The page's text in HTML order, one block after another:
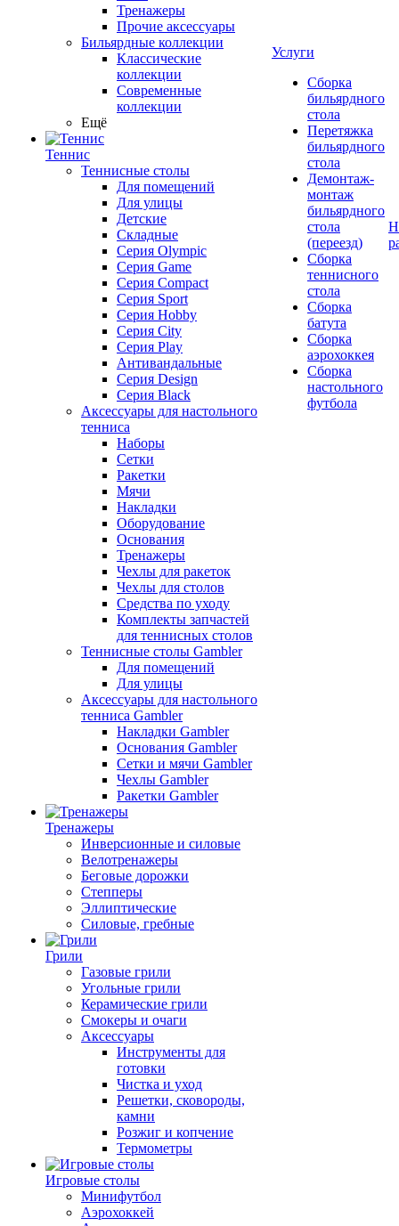
Тренажеры
Прочие аксессуары
Бильярдные коллекции
Классические
коллекции
Современные
коллекции
Ещё
Теннис
Теннисные столы
Для помещений
Для улицы
Детские
Складные
Серия Olympic
Серия Game
Серия Compact
Серия Sport
Серия Hobby
Серия City
Серия Play
Антивандальные
Серия Design
Серия Black
Аксессуары для настольного
тенниса
Наборы
Сетки
Ракетки
Мячи
Накладки
Оборудование
Основания
Тренажеры
Чехлы для ракеток
Чехлы для столов
Средства по уходу
Комплекты запчастей
для теннисных столов
Теннисные столы Gambler
Для помещений
Для улицы
Аксессуары для настольного
тенниса Gambler
Накладки Gambler
Основания Gambler
Сетки и мячи Gambler
Чехлы Gambler
Ракетки Gambler
Тренажеры
Инверсионные и силовые
Велотренажеры
Беговые дорожки
Степперы
Эллиптические
Силовые, гребные
Грили
Газовые грили
Угольные грили
Керамические грили
Смокеры и очаги
Аксессуары
Инструменты для
готовки
Чистка и уход
Решетки, сковороды,
камни
Розжиг и копчение
Термометры
Игровые столы
Минифутбол
Аэрохоккей
Услуги
Сборка
бильярдного
стола
Перетяжка
бильярдного
стола
Демонтаж-
монтаж
бильярдного
стола
(переезд)
Сборка
теннисного
стола
Сборка
батута
Сборка
аэрохоккея
Сборка
настольного
футбола